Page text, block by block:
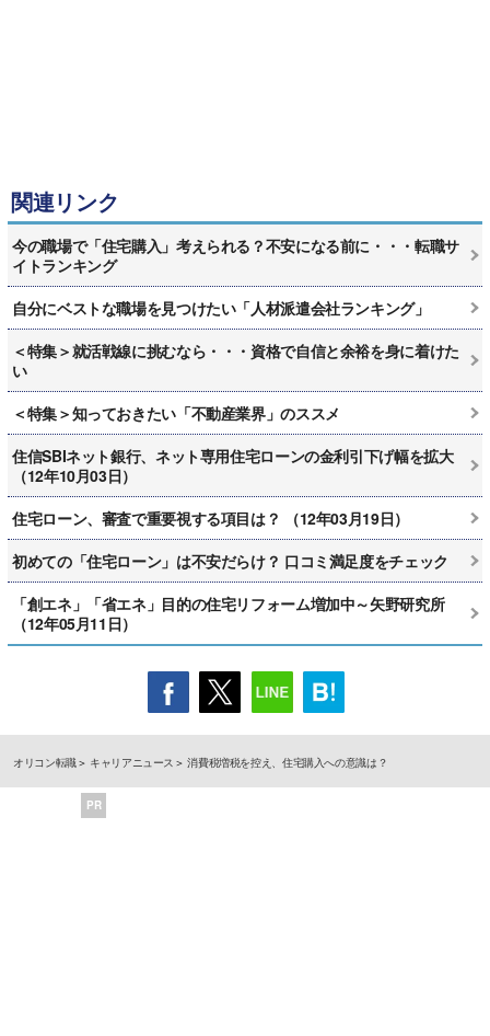
関連リンク
今の職場で「住宅購入」考えられる？不安になる前に・・・転職サ
イトランキング
自分にベストな職場を見つけたい「人材派遣会社ランキング」
＜特集＞就活戦線に挑むなら・・・資格で自信と余裕を身に着けた
い
＜特集＞知っておきたい「不動産業界」のススメ
住信SBIネット銀行、ネット専用住宅ローンの金利引下げ幅を拡大
（12年10月03日）
住宅ローン、審査で重要視する項目は？ （12年03月19日）
初めての「住宅ローン」は不安だらけ？ 口コミ満足度をチェック
「創エネ」「省エネ」目的の住宅リフォーム増加中～矢野研究所
（12年05月11日）
オリコン転職 キャリアニュース 消費税増税を控え、住宅購入への意識は？
PR